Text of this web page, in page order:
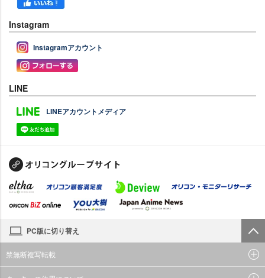
Instagram
Instagramアカウント
LINE
LINEアカウントメディア
PC版に切り替え
禁無断複写転載